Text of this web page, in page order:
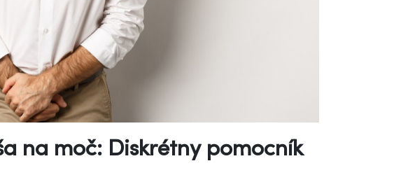
na moč: Diskrétny pomocník